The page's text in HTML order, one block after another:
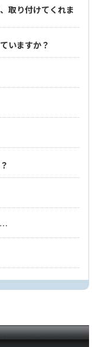
取り付けてくれま
いますか？
…